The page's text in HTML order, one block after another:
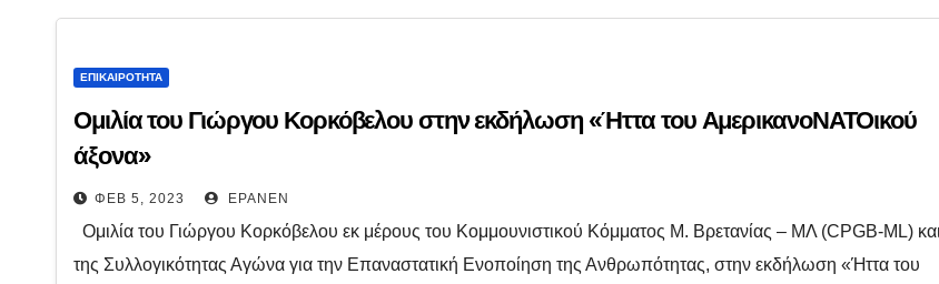
ΕΠΙΚΑΙΡΌΤΗΤΑ
Ομιλία του Γιώργου Κορκόβελου στην εκδήλωση «Ήττα του ΑμερικανοΝΑΤΟικού
άξονα»
ΦΕΒ 5, 2023 EPANEN
Ομιλία του Γιώργου Κορκόβελου εκ μέρους του Κομμουνιστικού Κόμματος Μ. Βρετανίας – ΜΛ (CPGB-ML) και
της Συλλογικότητας Αγώνα για την Επαναστατική Ενοποίηση της Ανθρωπότητας, στην εκδήλωση «Ήττα του